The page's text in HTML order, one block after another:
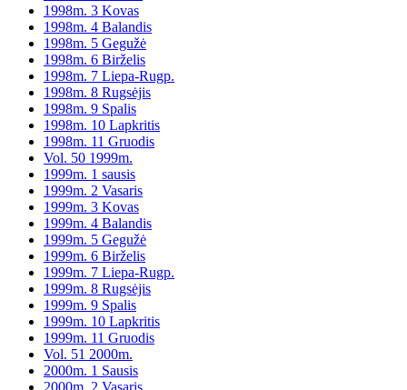
1998m. 3 Kovas
1998m. 4 Balandis
1998m. 5 Gegužė
1998m. 6 Birželis
1998m. 7 Liepa-Rugp.
1998m. 8 Rugsėjis
1998m. 9 Spalis
1998m. 10 Lapkritis
1998m. 11 Gruodis
Vol. 50 1999m.
1999m. 1 sausis
1999m. 2 Vasaris
1999m. 3 Kovas
1999m. 4 Balandis
1999m. 5 Gegužė
1999m. 6 Birželis
1999m. 7 Liepa-Rugp.
1999m. 8 Rugsėjis
1999m. 9 Spalis
1999m. 10 Lapkritis
1999m. 11 Gruodis
Vol. 51 2000m.
2000m. 1 Sausis